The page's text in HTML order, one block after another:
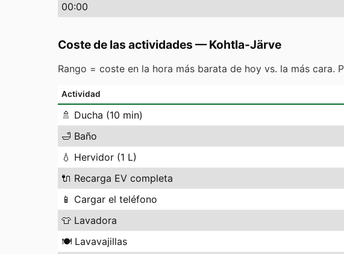
00:00
Coste de las actividades —Kohtla-Järve
Rango = coste en la hora más barata de hoy vs. la más
Actividad
🚿 Ducha (10 min)
🛁 Baño
💧 Hervidor (1 L)
🔌 Recarga EV completa
📱 Cargar el teléfono
👕 Lavadora
🍽️ Lavavajillas